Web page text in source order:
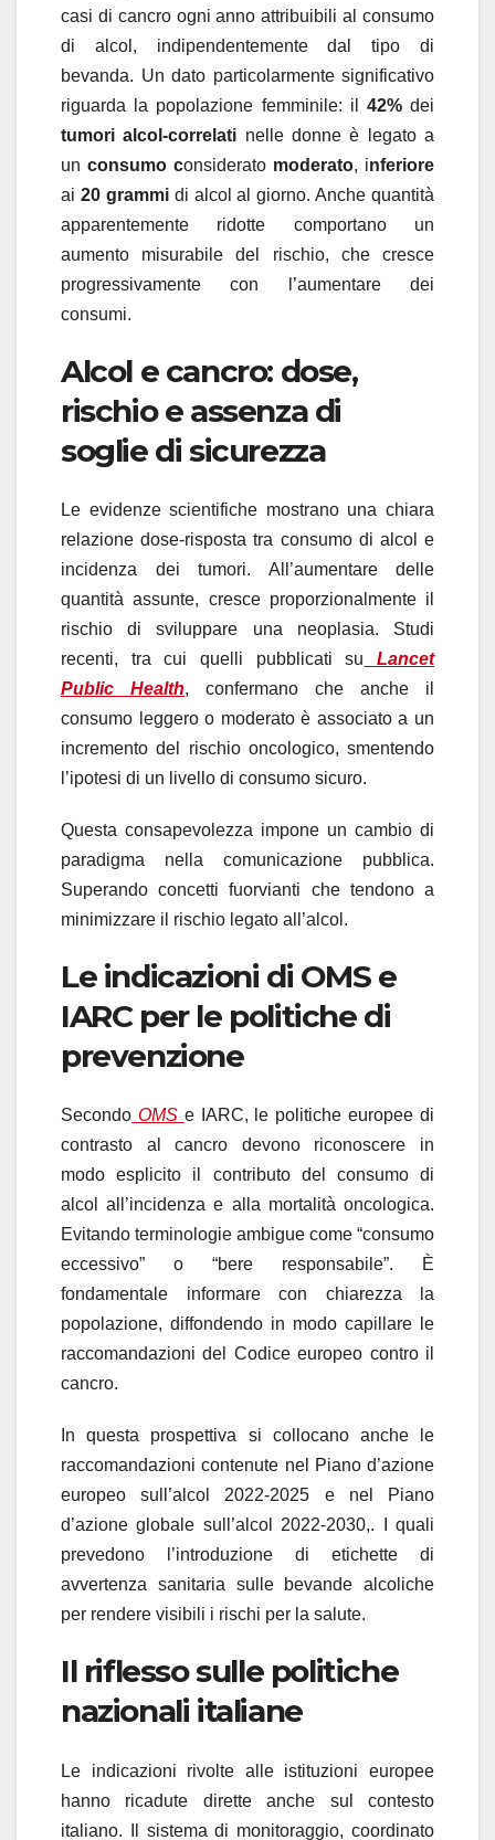
casi di cancro ogni anno attribuibili al consumo
di alcol, indipendentemente dal tipo di
bevanda. Un dato particolarmente significativo
riguarda la popolazione femminile: il 42%dei
tumori alcol-correlati nelle donne è legato a
un consumo considerato moderato, inferiore
ai 20 grammidi alcol al giorno. Anche quantità
apparentemente ridotte comportano un
aumento misurabile del rischio, che cresce
progressivamente con l’aumentare dei
consumi.
Alcol e cancro: dose,
rischio e assenza di
soglie di sicurezza
Le evidenze scientifiche mostrano una chiara
relazione dose-risposta tra consumo di alcol e
incidenza dei tumori. All’aumentare delle
quantità assunte, cresce proporzionalmente il
rischio di sviluppare una neoplasia. Studi
recenti, tra cui quelli pubblicati su Lancet
Public Health, confermano che anche il
consumo leggero o moderato è associato a un
incremento del rischio oncologico, smentendo
l’ipotesi di un livello di consumo sicuro.
Questa consapevolezza impone un cambio di
paradigma nella comunicazione pubblica.
Superando concetti fuorvianti che tendono a
minimizzare il rischio legato all’alcol.
Le indicazioni di OMS e
IARC per le politiche di
prevenzione
Secondo OMS e IARC, le politiche europee di
contrasto al cancro devono riconoscere in
modo esplicito il contributo del consumo di
alcol all’incidenza e alla mortalità oncologica.
Evitando terminologie ambigue come “consumo
eccessivo” o “bere responsabile”. È
fondamentale informare con chiarezza la
popolazione, diffondendo in modo capillare le
raccomandazioni del Codice europeo contro il
cancro.
In questa prospettiva si collocano anche le
raccomandazioni contenute nel Piano d’azione
europeo sull’alcol 2022-2025 e nel Piano
d’azione globale sull’alcol 2022-2030,. I quali
prevedono l’introduzione di etichette di
avvertenza sanitaria sulle bevande alcoliche
per rendere visibili i rischi per la salute.
Il riflesso sulle politiche
nazionali italiane
Le indicazioni rivolte alle istituzioni europee
hanno ricadute dirette anche sul contesto
italiano. Il sistema di monitoraggio, coordinato